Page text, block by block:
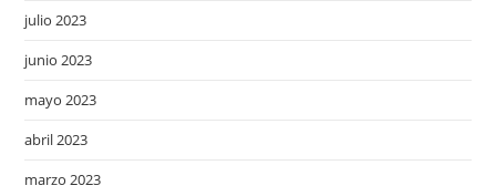
julio 2023
junio 2023
mayo 2023
abril 2023
marzo 2023